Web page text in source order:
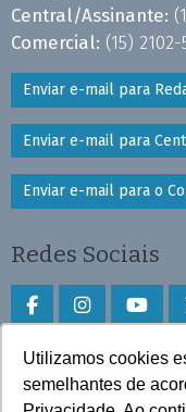
Utilizamos cookies
semelhantes de
Central/Assinante:
Comercial: (15)
Enviar e-mail para
Enviar e-mail para
Enviar e-mail para o
Redes Sociais
Faça download do